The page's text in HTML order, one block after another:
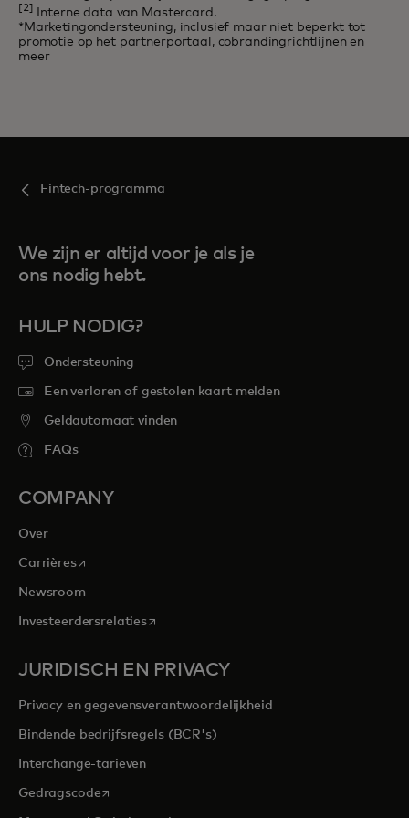
[2]
Interne data van Mastercard.
*Marketingondersteuning, inclusief maar niet beperkt tot
promotie op het partnerportaal, cobrandingrichtlijnen en
meer
Fintech-programma
We zijn er altijd voor je als je
ons nodig hebt.
HULP NODIG?
Ondersteuning
Een verloren of gestolen kaart melden
Geldautomaat vinden
FAQs
COMPANY
Over
Carrièresopens in a new tab
Newsroom
Investeerdersrelatiesopens in a new tab
JURIDISCH EN PRIVACY
Privacy en gegevensverantwoordelijkheid
Bindende bedrijfsregels (BCR's)
Interchange-tarieven
Gedragscodeopens in a new tab